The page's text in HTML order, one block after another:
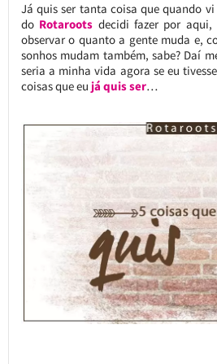
Já quis ser tanta coisa que quando vi
do Rotaroots decidi fazer por aqui,
observar o quanto a gente muda e,
sonhos mudam também, sabe? Daí
seria a minha vida agora se eu
coisas que eu já quis ser…